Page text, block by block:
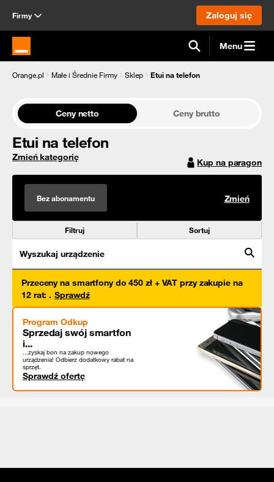
Firmy Zaloguj się
Strona główna Orange.pl Menu
Orange.pl Małe i Średnie Firmy Sklep Etui na telefon
Ceny netto Ceny brutto
Etui na telefon
Zmień kategorię Kup na paragon
Bez abonamentu Zmień
Filtruj Sortuj
Wyszukaj urządzenie
Przeceny na smartfony do 450 zł + VAT przy zakupie na
12 rat: . Sprawdź
Program Odkup
Sprzedaj swój smartfon
i...
...zyskaj bon na zakup nowego
urządzenia! Odbierz dodatkowy rabat na
sprzęt.
Sprawdź ofertę